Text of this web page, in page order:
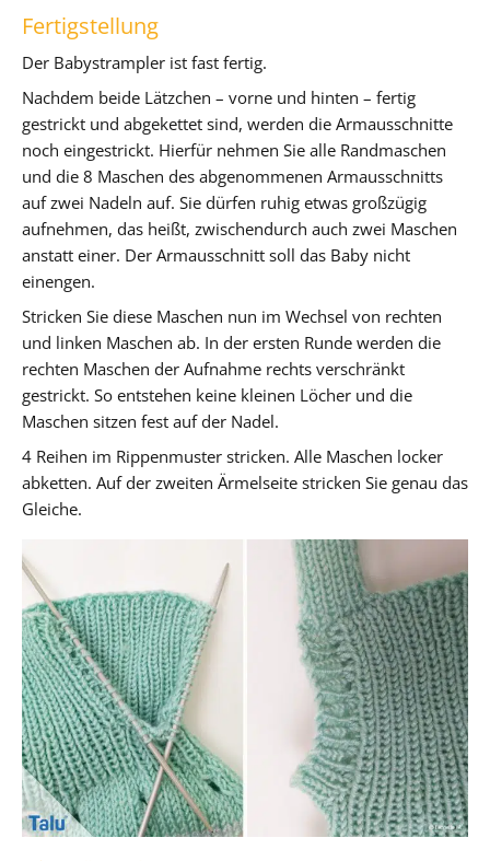
Fertigstellung
Der Babystrampler ist fast fertig.
Nachdem beide Lätzchen – vorne und hinten – fertig
gestrickt und abgekettet sind, werden die Armausschnitte
noch eingestrickt. Hierfür nehmen Sie alle Randmaschen
und die 8 Maschen des abgenommenen Armausschnitts
auf zwei Nadeln auf. Sie dürfen ruhig etwas großzügig
aufnehmen, das heißt, zwischendurch auch zwei Maschen
anstatt einer. Der Armausschnitt soll das Baby nicht
einengen.
Stricken Sie diese Maschen nun im Wechsel von rechten
und linken Maschen ab. In der ersten Runde werden die
rechten Maschen der Aufnahme rechts verschränkt
gestrickt. So entstehen keine kleinen Löcher und die
Maschen sitzen fest auf der Nadel.
4 Reihen im Rippenmuster stricken. Alle Maschen locker
abketten. Auf der zweiten Ärmelseite stricken Sie genau das
Gleiche.